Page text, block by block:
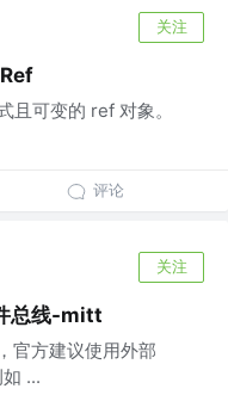
关注
且可变的 ref 对象。
评论
关注
总线-mitt
官方建议使用外部
...